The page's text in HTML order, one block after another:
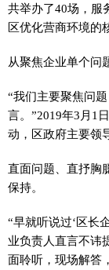
共举办了40场，服
区优化营商环境的
从聚焦企业单个问
“我们主要聚焦问
言。”2019年3月1
动，区政府主要领
直面问题、直抒胸
保持。
“早就听说过‘区长
业负责人直言不讳
面聆听，现场解答